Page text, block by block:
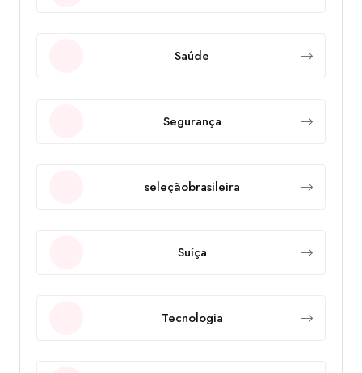
Saúde
Segurança
seleçãobrasileira
Suíça
Tecnologia